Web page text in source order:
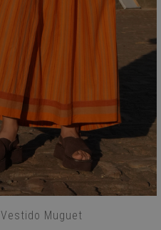
Vestido Muguet